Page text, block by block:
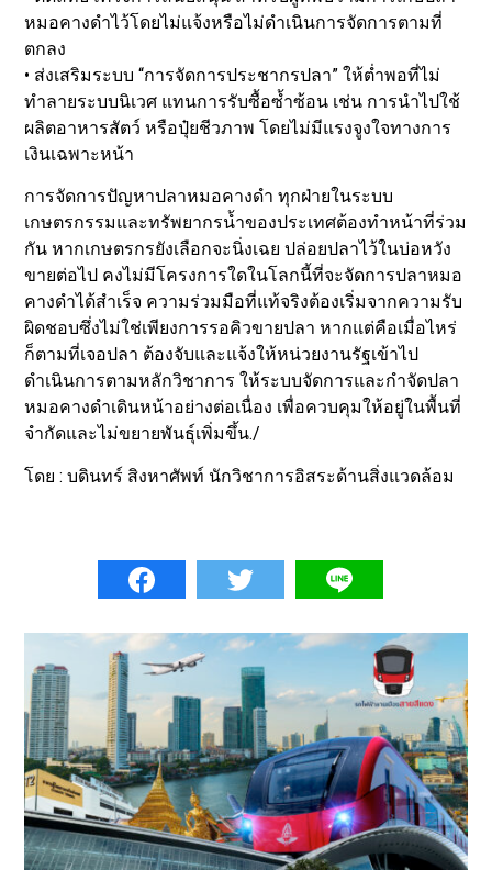
หมอคางดำไว้โดยไม่แจ้งหรือไม่ดำเนินการจัดการตามที่
ตกลง
• ส่งเสริมระบบ “การจัดการประชากรปลา” ให้ต่ำพอที่ไม่
ทำลายระบบนิเวศ แทนการรับซื้อซ้ำซ้อน เช่น การนำไปใช้
ผลิตอาหารสัตว์ หรือปุ๋ยชีวภาพ โดยไม่มีแรงจูงใจทางการ
เงินเฉพาะหน้า
การจัดการปัญหาปลาหมอคางดำ ทุกฝ่ายในระบบ
เกษตรกรรมและทรัพยากรน้ำของประเทศต้องทำหน้าที่ร่วม
กัน หากเกษตรกรยังเลือกจะนิ่งเฉย ปล่อยปลาไว้ในบ่อหวัง
ขายต่อไป คงไม่มีโครงการใดในโลกนี้ที่จะจัดการปลาหมอ
คางดำได้สำเร็จ ความร่วมมือที่แท้จริงต้องเริ่มจากความรับ
ผิดชอบซึ่งไม่ใช่เพียงการรอคิวขายปลา หากแต่คือเมื่อไหร่
ก็ตามที่เจอปลา ต้องจับและแจ้งให้หน่วยงานรัฐเข้าไป
ดำเนินการตามหลักวิชาการ ให้ระบบจัดการและกำจัดปลา
หมอคางดำเดินหน้าอย่างต่อเนื่อง เพื่อควบคุมให้อยู่ในพื้นที่
จำกัดและไม่ขยายพันธุ์เพิ่มขึ้น./
โดย : บดินทร์ สิงหาศัพท์ นักวิชาการอิสระด้านสิ่งแวดล้อม